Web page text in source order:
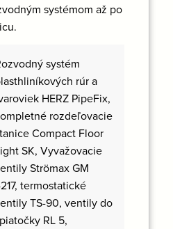
systémom až po
systém
rúr a
HERZ PipeFix,
rozdeľovacie
Compact Floor
SK, Vyvažovacie
Strömax GM
termostatické
TS-90, ventily do
RL 5,